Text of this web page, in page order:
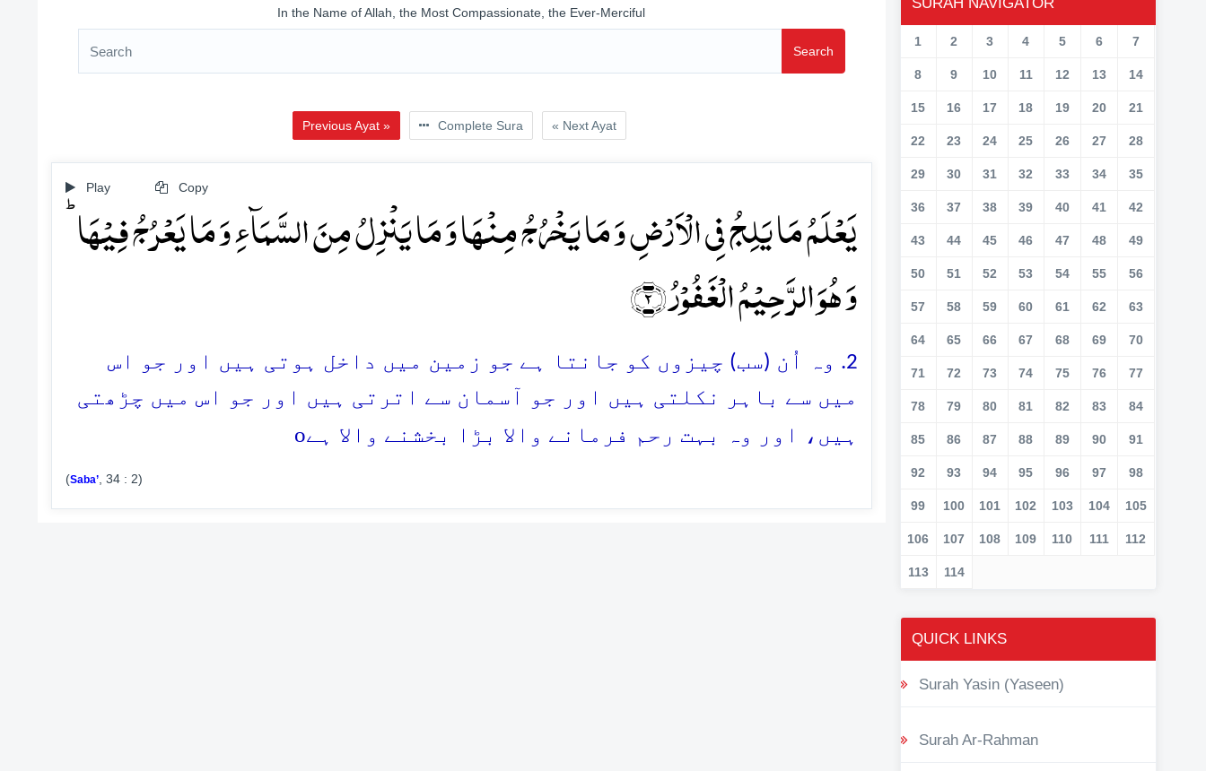
In the Name of Allah, the Most Compassionate, the Ever-Merciful
Search
Previous Ayat » Complete Sura « Next Ayat
Play Copy
یَعۡلَمُ مَا یَلِجُ فِی الۡاَرۡضِ وَ مَا یَخۡرُجُ مِنۡہَا وَ مَا یَنۡزِلُ مِنَ السَّمَآءِ وَ مَا یَعۡرُجُ فِیۡہَا ؕ
وَ ہُوَ الرَّحِیۡمُ الۡغَفُوۡرُ ﴿۲﴾
2. وہ اُن (سب) چیزوں کو جانتا ہے جو زمین میں داخل ہوتی ہیں اور جو اس
میں سے باہر نکلتی ہیں اور جو آسمان سے اترتی ہیں اور جو اس میں چڑھتی
ہیں، اور وہ بہت رحم فرمانے والا بڑا بخشنے والا ہےo
(Saba’, 34 : 2)
1 2 3 4 5 6 7
8 9 10 11 12 13 14
15 16 17 18 19 20 21
22 23 24 25 26 27 28
29 30 31 32 33 34 35
36 37 38 39 40 41 42
43 44 45 46 47 48 49
50 51 52 53 54 55 56
57 58 59 60 61 62 63
64 65 66 67 68 69 70
71 72 73 74 75 76 77
78 79 80 81 82 83 84
85 86 87 88 89 90 91
92 93 94 95 96 97 98
99 100 101 102 103 104 105
106 107 108 109 110 111 112
113 114
QUICK LINKS
Surah Yasin (Yaseen)
Surah Ar-Rahman